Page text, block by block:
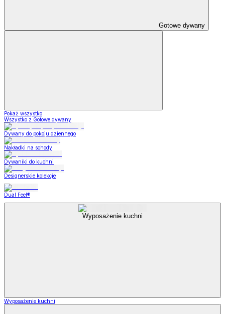
Gotowe dywany
Pokaż wszystko
Wszystko z Gotowe dywany
Dywany do pokoju dziennego
Nakładki na schody
Dywaniki do kuchni
Designerskie kolekcje
Dual Feel®
Wyposażenie kuchni
Wyposażenie kuchni